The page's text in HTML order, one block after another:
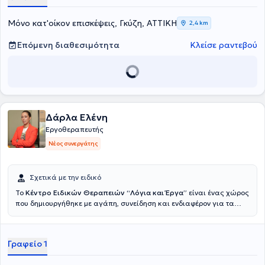
Μόνο κατ'οίκον επισκέψεις, Γκύζη, ΑΤΤΙΚΗ 2,4 km
Επόμενη διαθεσιμότητα Κλείσε ραντεβού
Δάρλα Ελένη
Εργοθεραπευτής
Νέος συνεργάτης
Σχετικά με την ειδικό
To Κέντρο Ειδικών Θεραπειών “Λόγια και Έργα” είναι ένας χώρος
που δημιουργήθηκε με αγάπη, συνείδηση και ενδιαφέρον για τα
θεραπευτικές ανάγκες κάθε παιδιού αλλά και να καθοδηγήσει
του. Το κέντρο παρέχει εξειδικευμένες υπηρεσίες αξιολόγησης,
διάγνωσης και θεραπείας σε παιδιά, εφήβους και ενήλικες που
Γραφείο 1